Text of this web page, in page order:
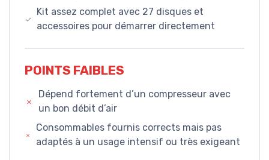
Kit assez complet avec 27 disques et
accessoires pour démarrer directement
POINTS FAIBLES
Dépend fortement d’un compresseur avec
un bon débit d’air
Consommables fournis corrects mais pas
adaptés à un usage intensif ou très exigeant